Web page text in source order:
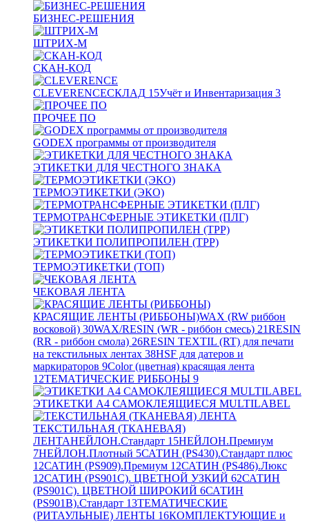
БИЗНЕС-РЕШЕНИЯ
ШТРИХ-М
СКАН-КОД
CLEVERENCEСКЛАД 15Учёт и Инвентаризация 3
ПРОЧЕЕ ПО
GODEX программы от производителя
ЭТИКЕТКИ ДЛЯ ЧЕСТНОГО ЗНАКА
ТЕРМОЭТИКЕТКИ (ЭКО)
ТЕРМОТРАНСФЕРНЫЕ ЭТИКЕТКИ (ПЛГ)
ЭТИКЕТКИ ПОЛИПРОПИЛЕН (TPP)
ТЕРМОЭТИКЕТКИ (ТОП)
ЧЕКОВАЯ ЛЕНТА
КРАСЯЩИЕ ЛЕНТЫ (РИББОНЫ)WAX (RW риббон
восковой) 30WAX/RESIN (WR - риббон смесь) 21RESIN
(RR - риббон смола) 26RESIN TEXTIL (RT) для печати
на текстильных лентах 38HSF для датеров и
маркираторов 9Color (цветная) красящая лента
12ТЕМАТИЧЕСКИЕ РИББОНЫ 9
ЭТИКЕТКИ А4 САМОКЛЕЯЩИЕСЯ MULTILABEL
ТЕКСТИЛЬНАЯ (ТКАНЕВАЯ)
ЛЕНТАНЕЙЛОН.Стандарт 15НЕЙЛОН.Премиум
7НЕЙЛОН.Плотный 5САТИН (PS430).Стандарт плюс
12САТИН (PS909).Премиум 12САТИН (PS486).Люкс
12САТИН (PS901C). ЦВЕТНОЙ УЗКИЙ 62САТИН
(PS901C). ЦВЕТНОЙ ШИРОКИЙ 6САТИН
(PS901B).Стандарт 13ТЕМАТИЧЕСКИЕ
(РИТАУЛЬНЫЕ) ЛЕНТЫ 16КОМПЛЕКТУЮЩИЕ и